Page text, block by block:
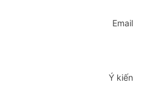
Email
Ý kiến